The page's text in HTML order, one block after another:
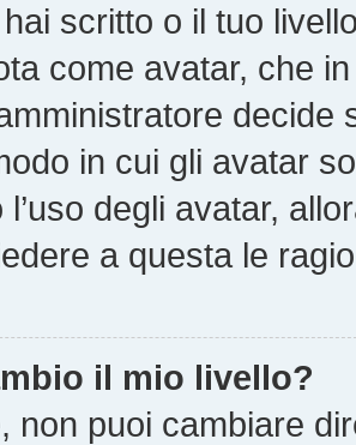
scritto o il tuo
come avatar, che
in cui gli avatar
degli avatar,
a questa le
il mio livello?
non puoi cambiare